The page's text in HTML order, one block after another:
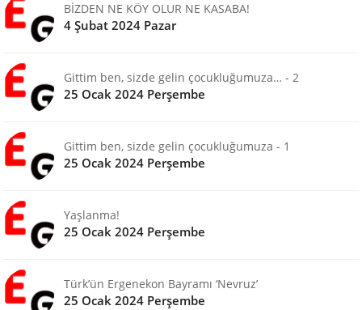
BİZDEN NE KÖY OLUR NE KASABA!
4 Şubat 2024 Pazar
Gittim ben, sizde gelin çocukluğumuza… - 2
25 Ocak 2024 Perşembe
Gittim ben, sizde gelin çocukluğumuza - 1
25 Ocak 2024 Perşembe
Yaşlanma!
25 Ocak 2024 Perşembe
Türk’ün Ergenekon Bayramı ‘Nevruz’
25 Ocak 2024 Perşembe